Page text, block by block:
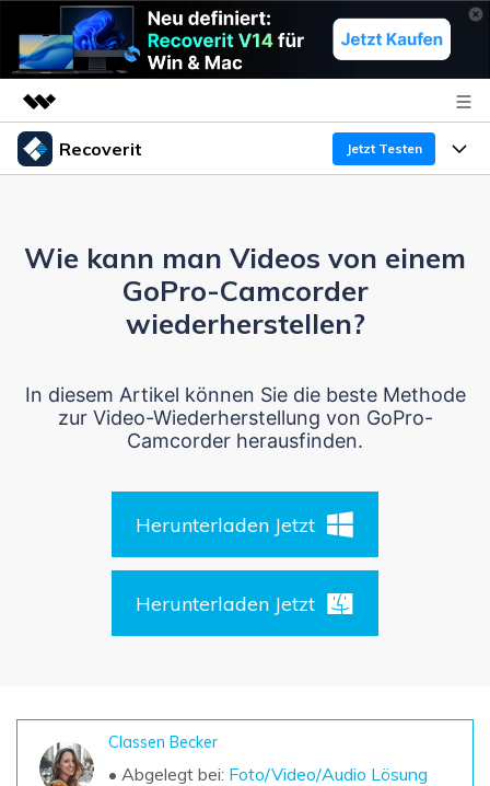
Top-Produkte
Überblick
Über uns
Support
Recoverit Jetzt Testen
Recoverit für Windows
Ein führendes Tool zur Datenrettung für Windows
wiederherstellen
Kostenlos Testen
wiederherstellen
Kostenlos Testen
Funktionen
Wiederherstellung von Laufwerken
Exklusive Wiederherstellungsl?sungen Neu
Dokumente wiederherstellen
ALLE FUNKTIONEN ENTDECKEN
Experte für Datenrettung
Aktuelles Thema
Guide
DOWNLOAD Sign In
Wie kann man Videos von einem
GoPro-Camcorder
wiederherstellen?
In diesem Artikel können Sie die beste Methode
zur Video-Wiederherstellung von GoPro-
Camcorder herausfinden.
Herunterladen Jetzt
Herunterladen Jetzt
Classen Becker
• Abgelegt bei: Foto/Video/Audio Lösung